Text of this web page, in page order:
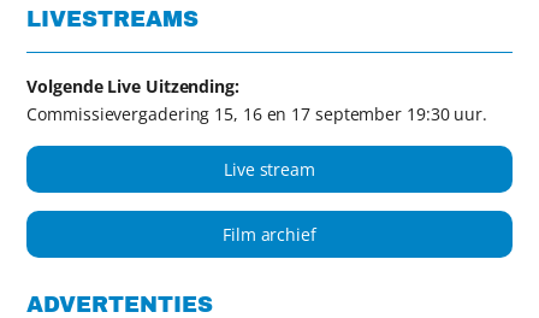
LIVESTREAMS
Volgende Live Uitzending:
Commissievergadering 15, 16 en 17 september 19:30 uur.
Live stream
Film archief
ADVERTENTIES